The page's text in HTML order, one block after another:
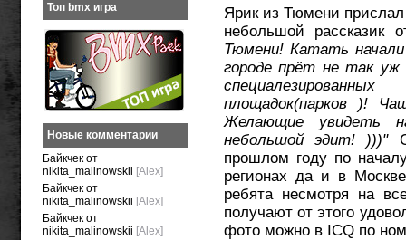
Ярик из Тюмени
небольшой рассказик
Тюмени! Катать
городе прёт не так
площадок(парков )!
Желающие увидеть
небольшой эдит! )))"
прошлом году по
регионах да и в
ребята несмотря на
получают от этого
фото можно в ICQ по
Топ bmx игра
Новые комментарии
Байкчек от
nikita_malinowskii [Alex]
Байкчек от
nikita_malinowskii [Alex]
Байкчек от
nikita_malinowskii [Alex]